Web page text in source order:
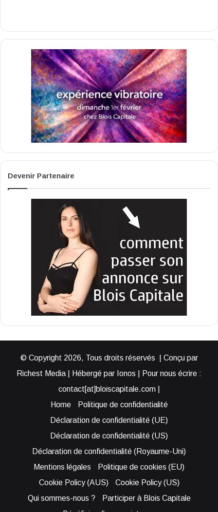
Devenir Partenaire
© Copyright 2026, Tous droits réservés | Conçu par
Richest Media | Hébergé par Ionos | Pour nous écrire :
contact[at]bloiscapitale.com |
Home
Politique de confidentialité
Déclaration de confidentialité (UE)
Déclaration de confidentialité (US)
Déclaration de confidentialité (Royaume-Uni)
Mentions légales
Politique de cookies (EU)
Cookie Policy (AUS)
Cookie Policy (US)
Qui sommes-nous ?
Participer à Blois Capitale